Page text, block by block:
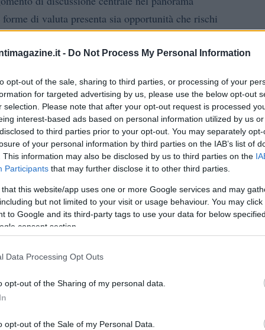
- Do Not Process My Personal Information
opt-out of the sale, sharing to third parties, or processing of your
for targeted advertising by us, please use the below opt-out
selection. Please note that after your opt-out request is processed
interest-based ads based on personal information utilized by us
to third parties prior to your opt-out. You may separately
of your personal information by third parties on the IAB’s list of
This information may also be disclosed by us to third parties on the
Participants that may further disclose it to other third parties.
that this website/app uses one or more Google services and may
but not limited to your visit or usage behaviour. You may
to Google and its third-party tags to use your data for below
consent section.
Data Processing Opt Outs
opt-out of the Sharing of my personal data.
opt-out of the Sale of my Personal Data.
di valuta presenta sia opportunità che rischi
criptovalute
gli investitori. Innanzitutto, la possibilità di ottenere
molti investitori nel mercato. In particolare, nel
di valore senza precedenti, passando da circa
certa diversificazione, poiché queste valute digitali
Durante periodi di crisi economica, le
aumentare di valore, offrendo così un rifugio